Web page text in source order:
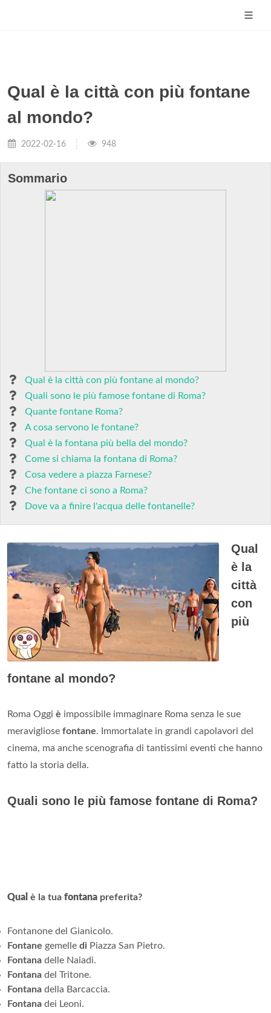
Qual è la città con più fontane
al mondo?
2022-02-16 948
Sommario
Qual è la città con più fontane al mondo?
Quali sono le più famose fontane di Roma?
Quante fontane Roma?
A cosa servono le fontane?
Qual è la fontana più bella del mondo?
Come si chiama la fontana di Roma?
Cosa vedere a piazza Farnese?
Che fontane ci sono a Roma?
Dove va a finire l'acqua delle fontanelle?
Qual
è la
città
con
più
fontane al mondo?
Roma Oggi è impossibile immaginare Roma senza le sue
meravigliose fontane. Immortalate in grandi capolavori del
cinema, ma anche scenografia di tantissimi eventi che hanno
fatto la storia della.
Quali sono le più famose fontane di Roma?
Qual è la tua fontana preferita?
Fontanone del Gianicolo.
Fontane gemelle di Piazza San Pietro.
Fontana delle Naiadi.
Fontana del Tritone.
Fontana della Barcaccia.
Fontana dei Leoni.